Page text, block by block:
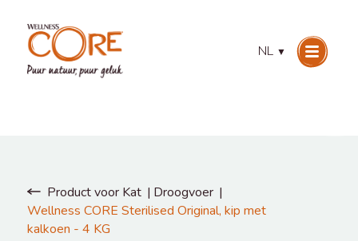
NL ▼
Product voor Kat
Droogvoer
Wellness CORE Sterilised Original, kip met
kalkoen - 4 KG